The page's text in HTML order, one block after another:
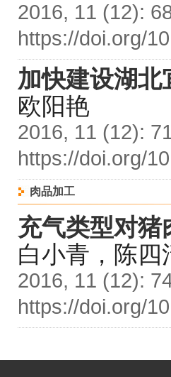
2016, 11 (12):
https://doi.org/
加快建设湖
欧阳艳
2016, 11 (12):
https://doi.org/
肉品加工
充气类型对猪
白小青，陈四
2016, 11 (12):
https://doi.org/